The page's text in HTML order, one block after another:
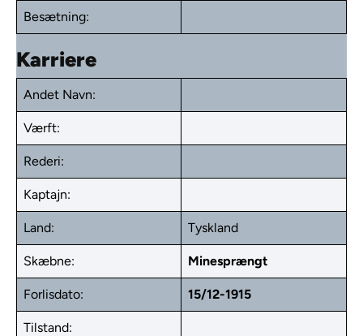
Besætning:
Karriere
Andet Navn:
Værft:
Rederi:
Kaptajn:
Land: Tyskland
Skæbne: Minesprængt
Forlisdato: 15/12-1915
Tilstand: